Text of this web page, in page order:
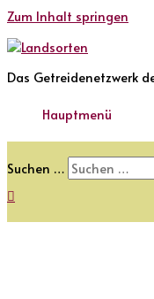
Zum Inhalt springen
Das Getreidenetzwerk
Hauptmenü
Suchen …